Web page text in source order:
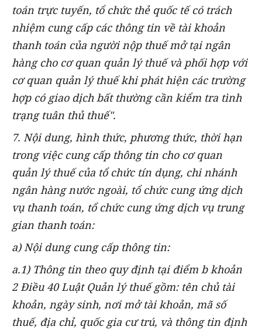
toán trực tuyến, tổ chức thẻ quốc tế có trách
nhiệm cung cấp các thông tin về tài khoản
thanh toán của người nộp thuế mở tại ngân
hàng cho cơ quan quản lý thuế và phối hợp với
cơ quan quản lý thuế khi phát hiện các trường
hợp có giao dịch bất thường cần kiểm tra tình
trạng tuân thủ thuế".
7. Nội dung, hình thức, phương thức, thời hạn
trong việc cung cấp thông tin cho cơ quan
quản lý thuế của tổ chức tín dụng, chi nhánh
ngân hàng nước ngoài, tổ chức cung ứng dịch
vụ thanh toán, tổ chức cung ứng dịch vụ trung
gian thanh toán:
a) Nội dung cung cấp thông tin:
a.1) Thông tin theo quy định tại điểm b khoản
2 Điều 40 Luật Quản lý thuế gồm: tên chủ tài
khoản, ngày sinh, nơi mở tài khoản, mã số
thuế, địa chỉ, quốc gia cư trú, và thông tin định